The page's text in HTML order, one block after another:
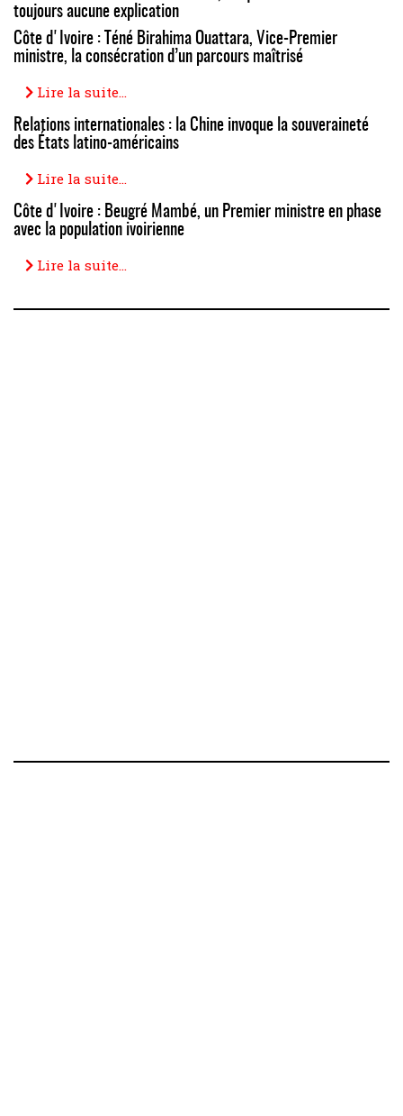
toujours aucune explication
Côte d'Ivoire : Téné Birahima Ouattara, Vice-Premier
ministre, la consécration d’un parcours maîtrisé
Lire la suite...
Relations internationales : la Chine invoque la souveraineté
des États latino-américains
Lire la suite...
Côte d'Ivoire : Beugré Mambé, un Premier ministre en phase
avec la population ivoirienne
Lire la suite...